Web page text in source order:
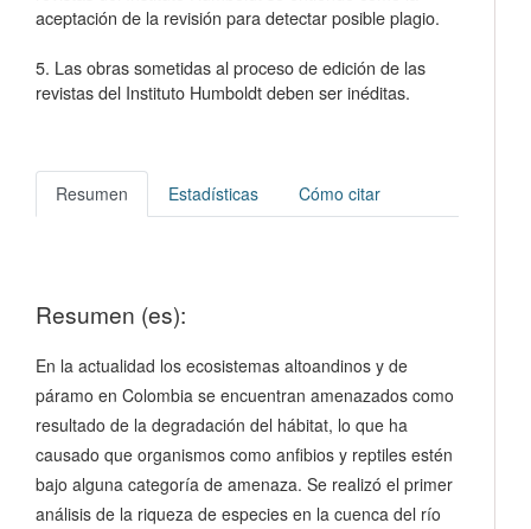
Resumen Estadísticas Cómo citar
Resumen (es):
En la actualidad los ecosistemas altoandinos y de
páramo en Colombia se encuentran amenazados como
resultado de la degradación del hábitat, lo que ha
causado que organismos como anfibios y reptiles estén
bajo alguna categoría de amenaza. Se realizó el primer
análisis de la riqueza de especies en la cuenca del río
aceptación de la revisión para detectar posible plagio.
5. Las obras sometidas al proceso de edición de las
revistas del Instituto Humboldt deben ser inéditas.